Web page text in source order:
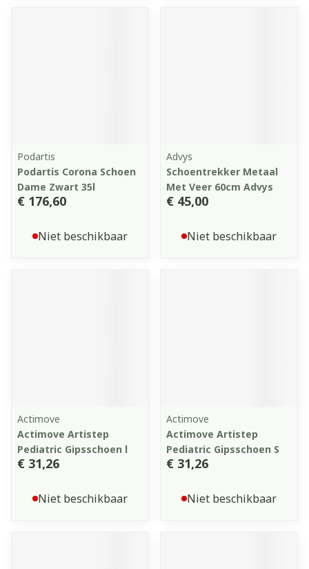
Podartis
Podartis Corona Schoen
Dame Zwart 35l
€ 176,60
Niet beschikbaar
Advys
Schoentrekker Metaal
Met Veer 60cm Advys
€ 45,00
Niet beschikbaar
Actimove
Actimove Artistep
Pediatric Gipsschoen l
€ 31,26
Niet beschikbaar
Actimove
Actimove Artistep
Pediatric Gipsschoen S
€ 31,26
Niet beschikbaar